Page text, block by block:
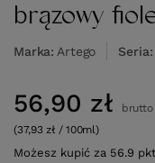
brązowy
Marka Artego Seria
56,90 zł brutto
(37,93 zł / 100ml)
Możesz kupić za 56.9